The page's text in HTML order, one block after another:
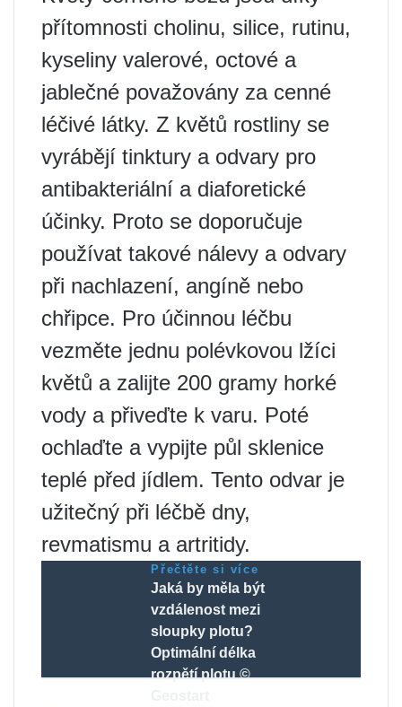
přítomnosti cholinu, silice, rutinu,
kyseliny valerové, octové a
jablečné považovány za cenné
léčivé látky. Z květů rostliny se
vyrábějí tinktury a odvary pro
antibakteriální a diaforetické
účinky. Proto se doporučuje
používat takové nálevy a odvary
při nachlazení, angíně nebo
chřipce. Pro účinnou léčbu
vezměte jednu polévkovou lžíci
květů a zalijte 200 gramy horké
vody a přiveďte k varu. Poté
ochlaďte a vypijte půl sklenice
teplé před jídlem. Tento odvar je
užitečný při léčbě dny,
revmatismu a artritidy.
Přečtěte si více
Jaká by měla být
vzdálenost mezi
sloupky plotu?
Optimální délka
rozpětí plotu ©